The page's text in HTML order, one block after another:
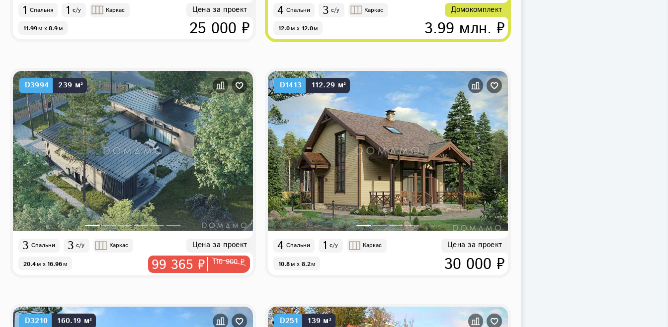
1 Спальня 1 с/у Каркас
11.99м x 8.9м
Цена за проект
25 000 ₽
4 Спальни 3 с/у Каркас
12.0м x 12.0м
Домокомплект
3.99 млн. ₽
D3994 239 м²
3 Спальни 3 с/у Каркас
20.4м x 16.96м
Цена за проект
99 365 ₽ 116 900 ₽
D1413 112.29 м²
4 Спальни 1 с/у Каркас
10.8м x 8.2м
Цена за проект
30 000 ₽
D3210 160.19 м² D251 139 м²